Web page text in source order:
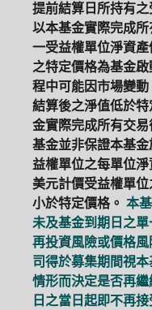
提前結算日所持有
以本基金實際完成
一受益權單位淨資
之特定價格為基金
程中可能因市場變
結算後之淨值低於
金實際完成所有交
基金並非保證本基
益權單位之每單位
美元計價受益權單
小於特定價格。 本
未及基金到期日之
再投資風險或價格
司得於募集期間視
情形而決定是否再
日之當日起即不再